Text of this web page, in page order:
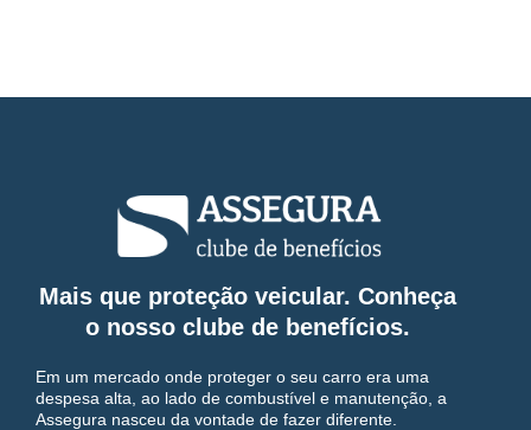
Mais que proteção veicular. Conheça
o nosso clube de benefícios.
Em um mercado onde proteger o seu carro era uma
despesa alta, ao lado de combustível e manutenção, a
Assegura nasceu da vontade de fazer diferente.